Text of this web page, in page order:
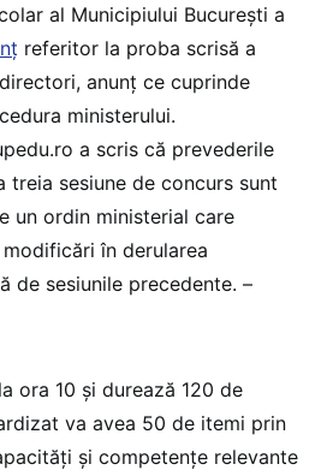
al Municipiului București a
referitor la proba scrisă a
anunț ce cuprinde
ministerului.
a scris că prevederile
treia sesiune de concurs sunt
un ordin ministerial care
în derularea
de sesiunile precedente. –
ora 10 și durează 120 de
va avea 50 de itemi prin
și competențe relevante